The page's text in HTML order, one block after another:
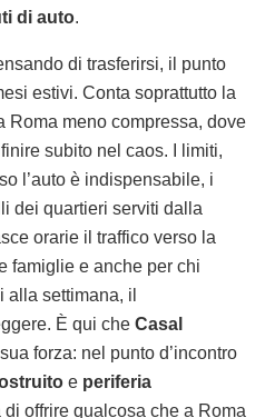
di auto.
di trasferirsi, il punto
estivi. Conta soprattutto la
Roma meno compressa, dove
subito nel caos. I limiti,
l’auto è indispensabile, i
dei quartieri serviti dalla
orarie il traffico verso la
famiglie e anche per chi
alla settimana, il
È qui che Casal
forza: nel punto d’incontro
e periferia
di offrire qualcosa che a Roma